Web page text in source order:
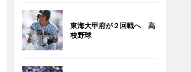
東海大甲府が２回戦へ 高
校野球